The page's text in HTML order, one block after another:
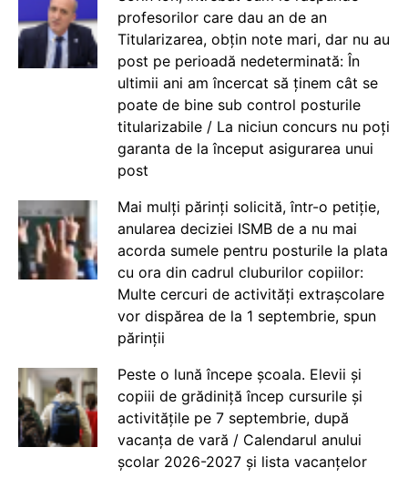
profesorilor care dau an de an
Titularizarea, obțin note mari, dar nu au
post pe perioadă nedeterminată: În
ultimii ani am încercat să ținem cât se
poate de bine sub control posturile
titularizabile / La niciun concurs nu poți
garanta de la început asigurarea unui
post
Mai mulți părinți solicită, într-o petiție,
anularea deciziei ISMB de a nu mai
acorda sumele pentru posturile la plata
cu ora din cadrul cluburilor copiilor:
Multe cercuri de activități extrașcolare
vor dispărea de la 1 septembrie, spun
părinții
Peste o lună începe școala. Elevii și
copiii de grădiniță încep cursurile și
activitățile pe 7 septembrie, după
vacanța de vară / Calendarul anului
școlar 2026-2027 și lista vacanțelor